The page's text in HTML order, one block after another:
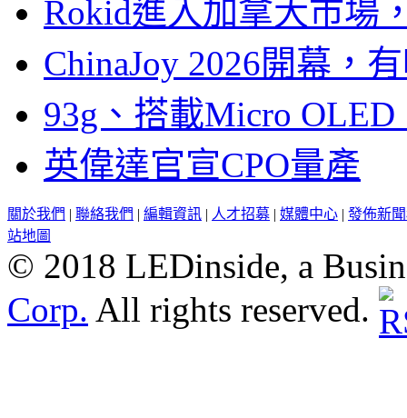
Rokid進入加拿大市場
ChinaJoy 2026開幕，
93g、搭載Micro
英偉達官宣CPO量產
關於我們 | 聯絡我們 | 編輯資訊 | 人才招募 | 媒體中心 | 發佈新
站地圖
© 2018 LEDinside, a
Corp. All rights reserved.